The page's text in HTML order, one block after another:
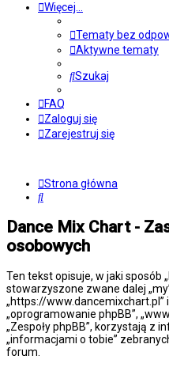
Więcej…
Tematy bez
Aktywne tematy
Szukaj
FAQ
Zaloguj się
Zarejestruj się
Strona główna
Szukaj
Dance Mix Chart -
osobowych
Ten tekst opisuje, w jaki sposób
stowarzyszone zwane dalej
„https://www.dancemixchart.pl” i
„oprogramowanie phpBB”,
„Zespoły phpBB”, korzystają z
„informacjami o tobie”
forum.